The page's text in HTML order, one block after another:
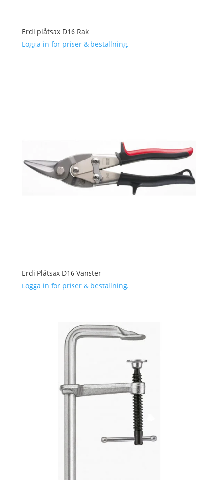
Erdi plåtsax D16 Rak
Logga in för priser & beställning.
Erdi Plåtsax D16 Vänster
Logga in för priser & beställning.